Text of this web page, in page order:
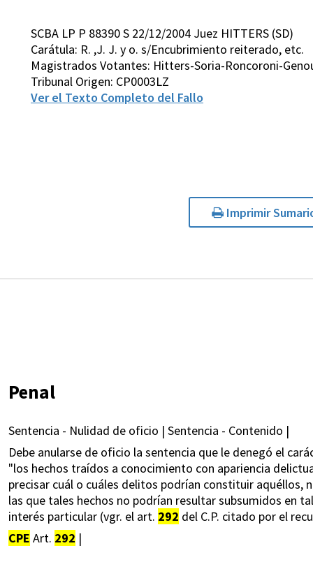
SCBA LP P 88390 S 22/12/2004 Juez HITTERS (SD)
Carátula: R. ,J. J. y o. s/Encubrimiento reiterado, etc.
Magistrados Votantes: Hitters-Soria-Roncoroni-
Tribunal Origen: CP0003LZ
Ver el Texto Completo del Fallo
Imprimir
Penal
Sentencia - Nulidad de oficio | Sentencia - Contenido |
Debe anularse de oficio la sentencia que le denegó el
"los hechos traídos a conocimiento con apariencia
precisar cuál o cuáles delitos podrían constituir aquéllos,
las que tales hechos no podrían resultar subsumidos en
interés particular (vgr. el art. 292 del C.P. citado por el
CPE Art. 292 |